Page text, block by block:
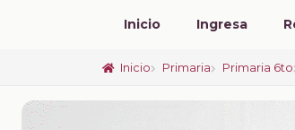
Inicio Ingresa
Inicio Primaria Primaria 6to